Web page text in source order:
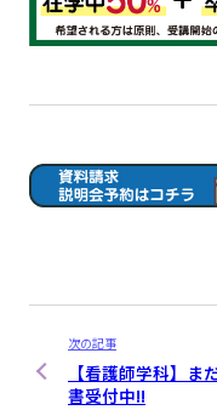
次の記事
【看護師学科】
書受付中!!